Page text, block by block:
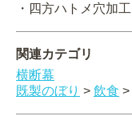
・四方ハトメ穴加工
関連カテゴリ
横断幕
既製のぼり > 飲食 >